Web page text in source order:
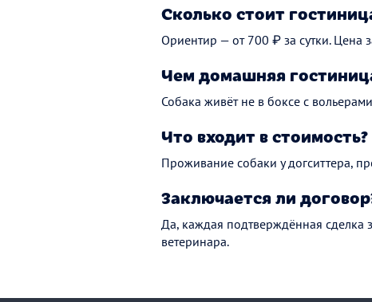
Сколько стоит
Ориентир — от 700 ₽ за сутки. Цена
Чем домашняя
Собака живёт не в боксе с
Что входит в стоимость?
Проживание собаки у догситтера,
Заключается ли
Да, каждая подтверждённая сделка
ветеринара.